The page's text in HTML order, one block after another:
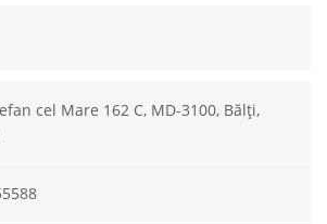
cel Mare 162 C, MD-3100, Bălți,